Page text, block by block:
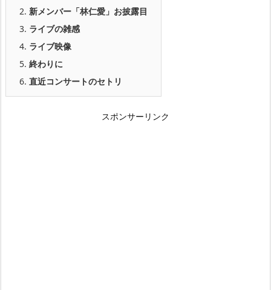
2. 新メンバー「林仁愛」お披露目
3. ライブの雑感
4. ライブ映像
5. 終わりに
6. 直近コンサートのセトリ
スポンサーリンク